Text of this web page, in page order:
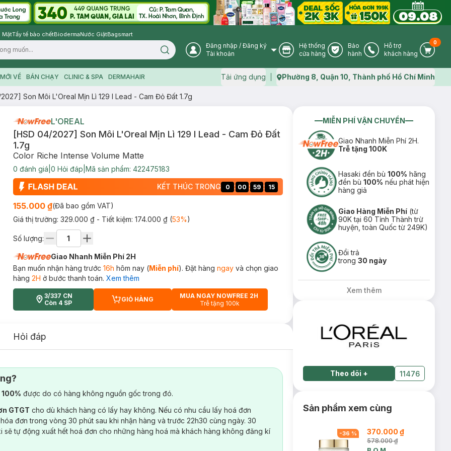
MặtTẩy tế bào chếtBiodermaNước GiặtBagsmart
Search icon User Icon
Đăng nhập / Đăng ký
Tài khoản
Store Icon
Hệ thống
cửa hàng
Warranty Icon
Bảo
hành
Phone Icon
Hỗ trợ
khách hàng
Cart
0
VỀ BÁN CHẠY CLINIC & SPA DERMAHAIR Tải ứng dụng Map icon
Phường 8, Quận 10, Thành phố Hồ Chí Minh
Son Môi L'Oreal Mịn Lì 129 I Lead - Cam Đỏ Đất 1.7g
L'OREAL
[HSD 04/2027] Son Môi L'Oreal Mịn Lì 129 I Lead - Cam Đỏ Đất
1.7g
Color Riche Intense Volume Matte
0 đánh giá 0 Hỏi đáp Mã sản phẩm: 422475183
KẾT THÚC TRONG 0 : 00 : 59 : 15
155.000 ₫(Đã bao gồm VAT)
Giá thị trường: 329.000 ₫ - Tiết kiệm: 174.000 ₫(53%)
Số lượng:
Giao Nhanh Miễn Phí 2H
Bạn muốn nhận hàng trước 16h hôm nay (Miễn phí). Đặt hàng ngayvà chọn giao
hàng 2H ở bước thanh toán. Xem thêm
3/337 CN
Còn 4 SP
CART PLUS ICON
GIỎ HÀNG
MUA NGAY NOWFREE 2H
Trễ tặng 100k
Hỏi đáp
được do có hàng không nguồn gốc trong đó.
GTGT cho dù khách hàng có lấy hay không. Nếu có nhu cầu lấy hoá đơn
đơn trong vòng 30 phút sau khi nhận hàng và trước 22h30 cùng ngày. 30
sẽ tự động xuất hết hoá đơn cho những hàng hoá mà khách hàng không đăng kí
MIỄN PHÍ VẬN CHUYỂN
Giao Nhanh Miễn Phí 2H.
Trễ tặng 100K
Hasaki đền bù100% hãng
đền bù100% nếu phát hiện
hàng giả
Giao Hàng Miễn Phí (từ
90K tại 60 Tỉnh Thành trừ
huyện, toàn Quốc từ 249K)
Đổi trả
trong30 ngày
Xem thêm
Theo dõi + 11476
Sản phẩm xem cùng
-36 % 370.000 ₫
578.000 ₫